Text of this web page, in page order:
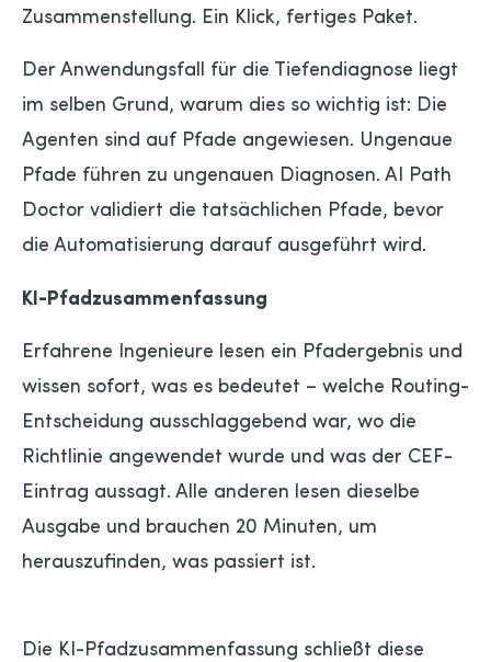
Zusammenstellung. Ein Klick, fertiges Paket.
Der Anwendungsfall für die Tiefendiagnose liegt
im selben Grund, warum dies so wichtig ist: Die
Agenten sind auf Pfade angewiesen. Ungenaue
Pfade führen zu ungenauen Diagnosen. AI Path
Doctor validiert die tatsächlichen Pfade, bevor
die Automatisierung darauf ausgeführt wird.
KI-Pfadzusammenfassung
Erfahrene Ingenieure lesen ein Pfadergebnis und
wissen sofort, was es bedeutet – welche Routing-
Entscheidung ausschlaggebend war, wo die
Richtlinie angewendet wurde und was der CEF-
Eintrag aussagt. Alle anderen lesen dieselbe
Ausgabe und brauchen 20 Minuten, um
herauszufinden, was passiert ist.
Die KI-Pfadzusammenfassung schließt diese